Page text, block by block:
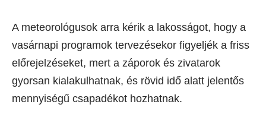
A meteorológusok arra kérik a lakosságot, hogy a
vasárnapi programok tervezésekor figyeljék a friss
előrejelzéseket, mert a záporok és zivatarok
gyorsan kialakulhatnak, és rövid idő alatt jelentős
mennyiségű csapadékot hozhatnak.